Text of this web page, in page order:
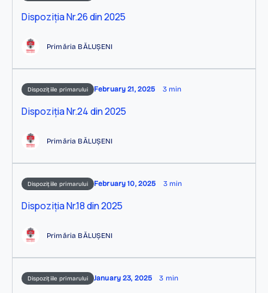
Dispoziția Nr.26 din 2025
Primăria BĂLUȘENI
Dispozițiile primarului February 21, 2025 3 min
Dispoziția Nr.24 din 2025
Primăria BĂLUȘENI
Dispozițiile primarului February 10, 2025 3 min
Dispoziția Nr.18 din 2025
Primăria BĂLUȘENI
Dispozițiile primarului January 23, 2025 3 min